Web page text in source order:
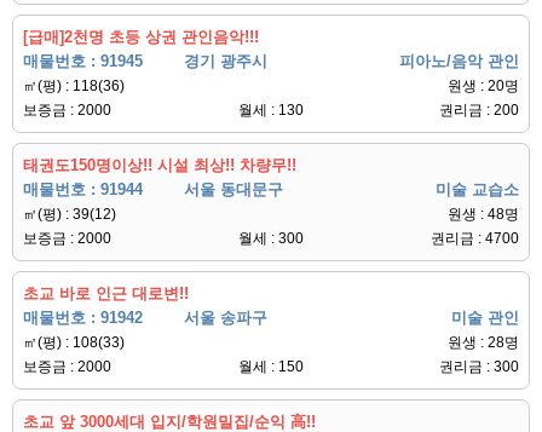
[급매]2천명 초등 상권 관인음악!!!
매물번호 : 91945
경기 광주시 피아노/음악 관인
㎡(평) : 118(36)
원생 : 20명
보증금 : 2000
월세 : 130 권리금 : 200
태권도150명이상!! 시설 최상!! 차량무!!
매물번호 : 91944
서울 동대문구 미술 교습소
㎡(평) : 39(12)
원생 : 48명
보증금 : 2000
월세 : 300 권리금 : 4700
초교 바로 인근 대로변!!
매물번호 : 91942
서울 송파구 미술 관인
㎡(평) : 108(33)
원생 : 28명
보증금 : 2000
월세 : 150 권리금 : 300
초교 앞 3000세대 입지/학원밀집/순익 高!!